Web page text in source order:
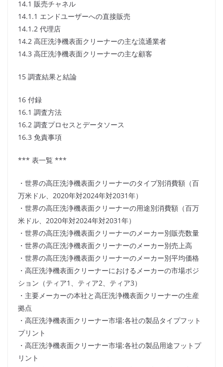
14.1 販売チャネル
14.1.1 エンドユーザーへの直接販売
14.1.2 代理店
14.2 高圧洗浄機表面クリーナーの主な流通業者
14.3 高圧洗浄機表面クリーナーの主な顧客
15 調査結果と結論
16 付録
16.1 調査方法
16.2 調査プロセスとデータソース
16.3 免責事項
*** 表一覧 ***
・世界の高圧洗浄機表面クリーナーのタイプ別消費額（百
万米ドル、2020年対2024年対2031年）
・世界の高圧洗浄機表面クリーナーの用途別消費額（百万
米ドル、2020年対2024年対2031年）
・世界の高圧洗浄機表面クリーナーのメーカー別販売数量
・世界の高圧洗浄機表面クリーナーのメーカー別売上高
・世界の高圧洗浄機表面クリーナーのメーカー別平均価格
・高圧洗浄機表面クリーナーにおけるメーカーの市場ポジ
ション（ティア1、ティア2、ティア3）
・主要メーカーの本社と高圧洗浄機表面クリーナーの生産
拠点
・高圧洗浄機表面クリーナー市場:各社の製品タイプフット
プリント
・高圧洗浄機表面クリーナー市場:各社の製品用途フットプ
リント